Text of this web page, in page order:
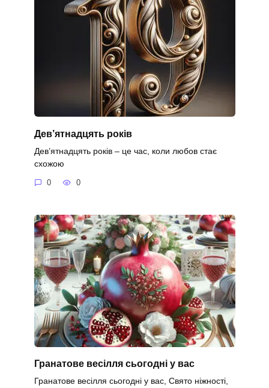
Дев’ятнадцять років
Дев’ятнадцять років – це час, коли любов стає
схожою
0 0
Гранатове весілля сьогодні у вас
Гранатове весілля сьогодні у вас, Свято ніжності,